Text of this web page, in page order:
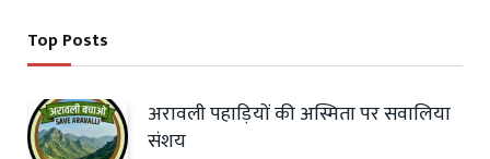
Top Posts
अरावली पहाड़ियों की अस्मिता पर सवालिया
संशय